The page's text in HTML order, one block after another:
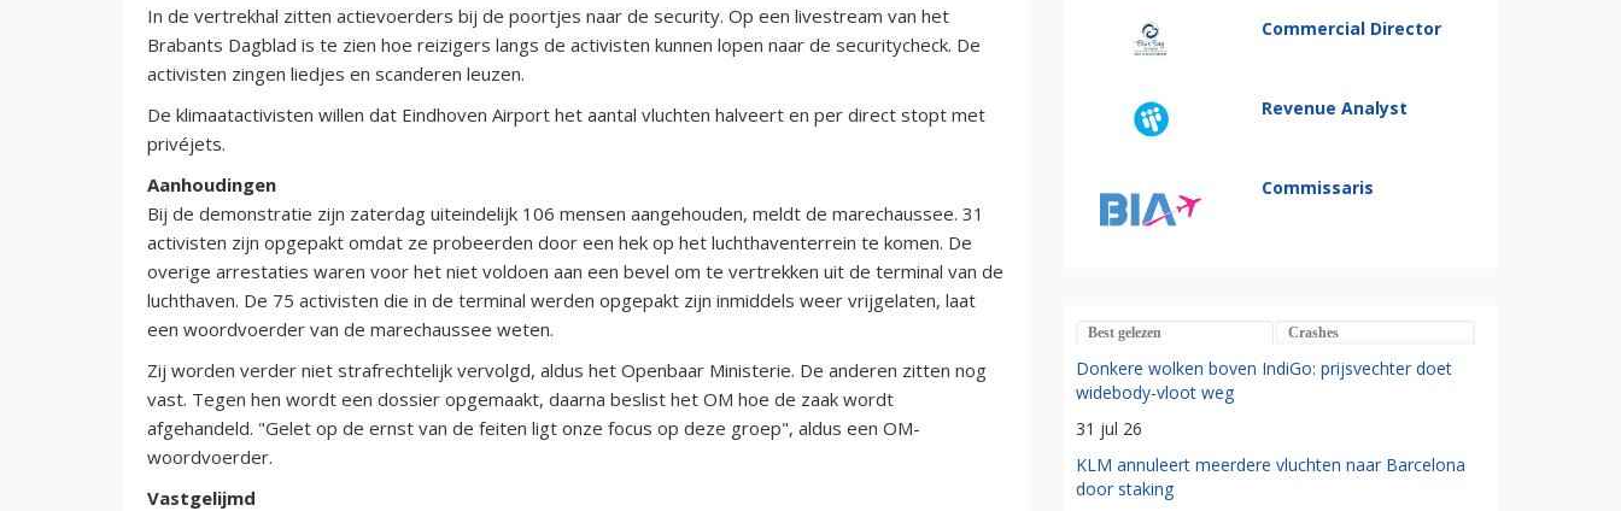
In de vertrekhal zitten actievoerders bij de poortjes naar de security. Op een livestream van het
Brabants Dagblad is te zien hoe reizigers langs de activisten kunnen lopen naar de securitycheck. De
activisten zingen liedjes en scanderen leuzen.
De klimaatactivisten willen dat Eindhoven Airport het aantal vluchten halveert en per direct stopt met
privéjets.
Aanhoudingen
Bij de demonstratie zijn zaterdag uiteindelijk 106 mensen aangehouden, meldt de marechaussee. 31
activisten zijn opgepakt omdat ze probeerden door een hek op het luchthaventerrein te komen. De
overige arrestaties waren voor het niet voldoen aan een bevel om te vertrekken uit de terminal van de
luchthaven. De 75 activisten die in de terminal werden opgepakt zijn inmiddels weer vrijgelaten, laat
een woordvoerder van de marechaussee weten.
Zij worden verder niet strafrechtelijk vervolgd, aldus het Openbaar Ministerie. De anderen zitten nog
vast. Tegen hen wordt een dossier opgemaakt, daarna beslist het OM hoe de zaak wordt
afgehandeld. "Gelet op de ernst van de feiten ligt onze focus op deze groep", aldus een OM-
woordvoerder.
Vastgelijmd
Commercial Director
Revenue Analyst
Commissaris
Best gelezen Crashes
Donkere wolken boven IndiGo: prijsvechter doet
widebody-vloot weg
31 jul 26
KLM annuleert meerdere vluchten naar Barcelona
door staking